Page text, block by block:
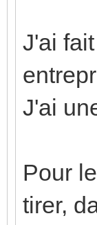
J'ai
J'ai
Pour
tirer,